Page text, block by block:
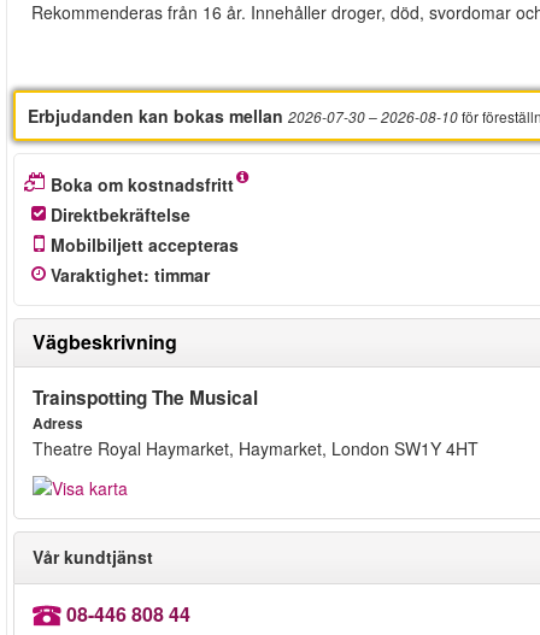
Rekommenderas från 16 år. Innehåller droger, död, svordomar
Erbjudanden kan bokas mellan 2026-07-30– 2026-08-10för
Boka om kostnadsfritt
Direktbekräftelse
Mobilbiljett accepteras
Varaktighet: timmar
Vägbeskrivning
Trainspotting The Musical
Adress
Theatre Royal Haymarket, Haymarket, London SW1Y 4HT
Vår kundtjänst
08-446 808 44